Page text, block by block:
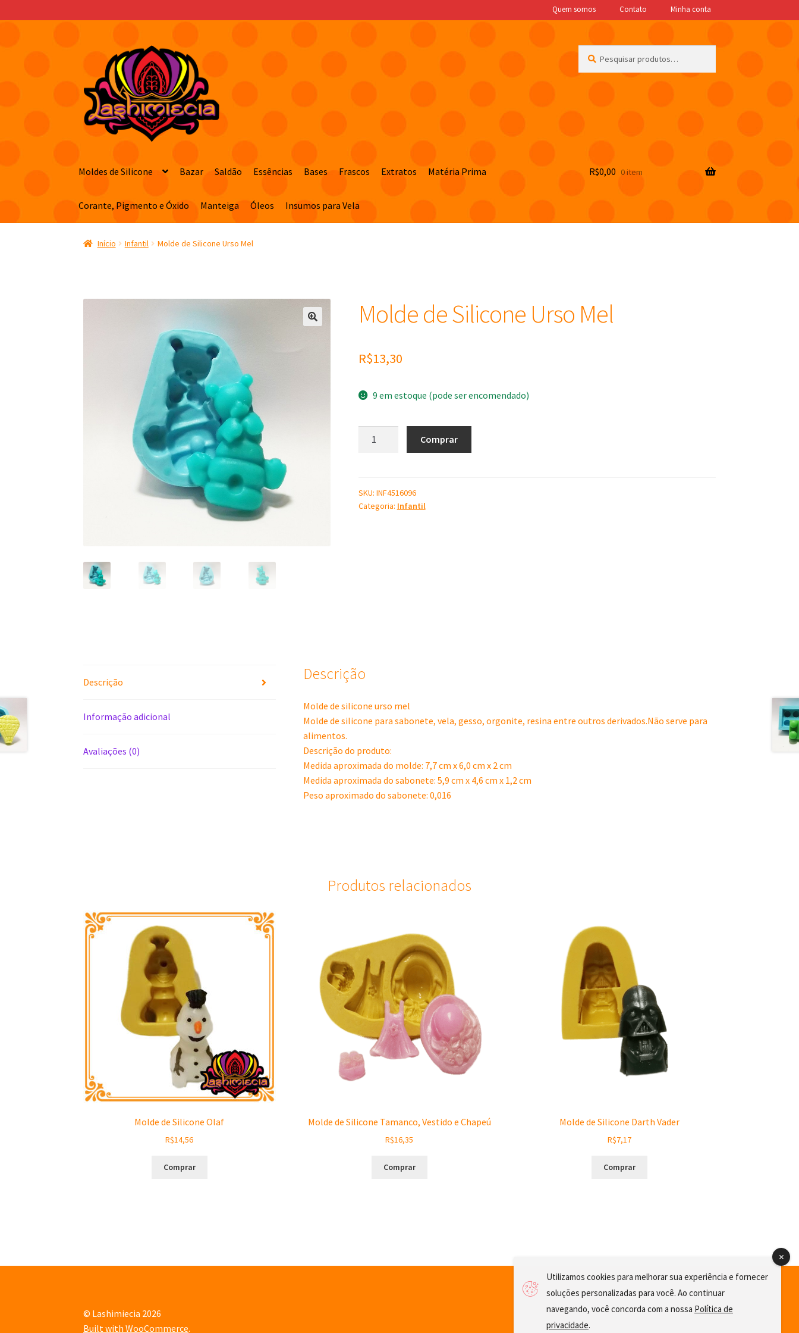
Quem somos Contato Minha conta
navegação
conteúdo
por:
Moldes de Silicone Bazar Saldão Essências Bases Frascos Extratos Matéria Prima
Corante, Pigmento e Óxido Manteiga Óleos Insumos para Vela
R$0,00 0 item
Início Infantil Molde de Silicone Urso Mel
Molde de Silicone Urso Mel
R$13,30
9 em estoque (pode ser encomendado)
Mel
quantidade
Comprar
SKU: INF4516096
Categoria: Infantil
Descrição
Informação adicional
Avaliações (0)
Descrição
Molde de silicone urso mel
Molde de silicone para sabonete, vela, gesso, orgonite, resina entre outros derivados.Não serve para
alimentos.
Descrição do produto:
Medida aproximada do molde: 7,7 cm x 6,0 cm x 2 cm
Medida aproximada do sabonete: 5,9 cm x 4,6 cm x 1,2 cm
Peso aproximado do sabonete: 0,016
Produtos relacionados
Molde de Silicone Olaf
R$14,56
Comprar
Molde de Silicone Tamanco, Vestido e Chapeú
R$16,35
Comprar
Molde de Silicone Darth Vader
R$7,17
Comprar
© Lashimiecia 2026
Built with WooCommerce.
Utilizamos cookies para melhorar sua experiência e fornecer
soluções personalizadas para você. Ao continuar
navegando, você concorda com a nossa Política de
privacidade.